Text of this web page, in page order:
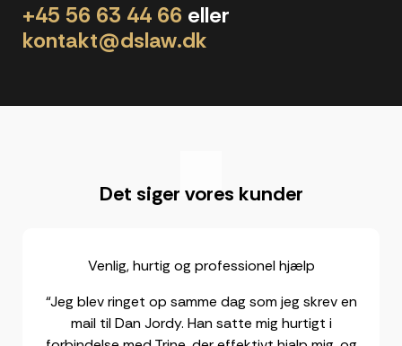
+45 56 63 44 66 eller
kontakt@dslaw.dk
"
Det siger vores kunder
Venlig, hurtig og professionel hjælp
“Jeg blev ringet op samme dag som jeg skrev en
mail til Dan Jordy. Han satte mig hurtigt i